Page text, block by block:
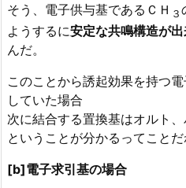
そう、電子供与基であるＣＨ ３
ようするに安定な共鳴構造が
んだ。
このことから誘起効果を持つ
していた場合
次に結合する置換基はオルト
ということが分かるってことだ
[b]電子求引基の場合